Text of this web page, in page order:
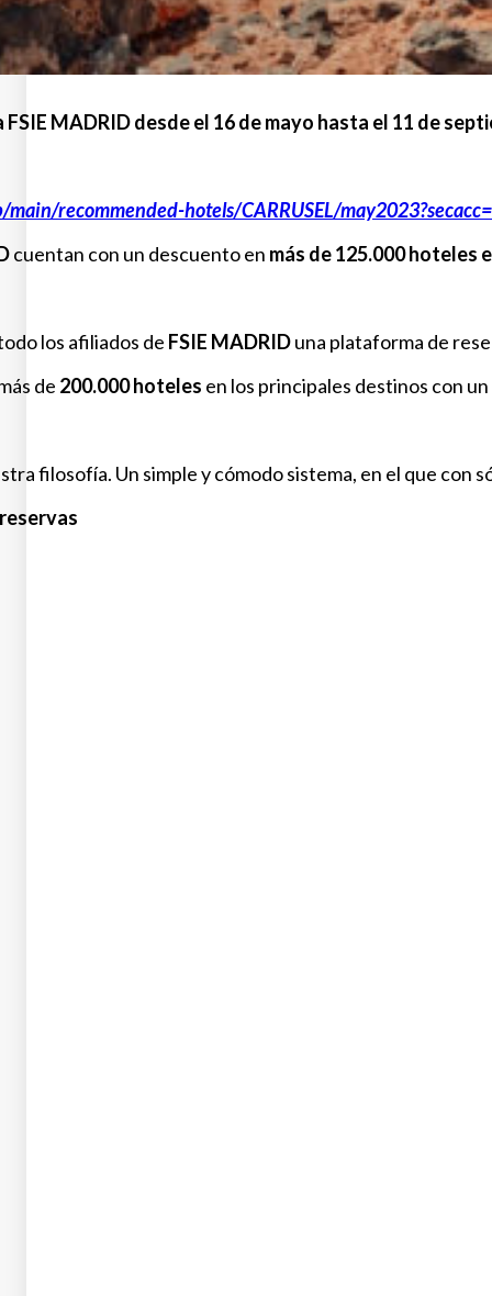
MADRID desde el 16 de mayo hasta el 11 de
main/recommended-hotels/CARRUSEL/may2023?
cuentan con un descuento en más de 125.000 hoteles
los afiliados de FSIE MADRIDuna plataforma de
de 200.000 hoteles en los principales destinos con un
filosofía. Un simple y cómodo sistema, en el que con